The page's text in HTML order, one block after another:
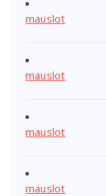
mauslot
mauslot
mauslot
mauslot